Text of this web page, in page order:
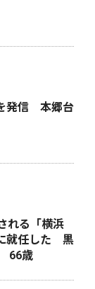
発信 本郷台
れる「横浜
就任した 黒
66歳